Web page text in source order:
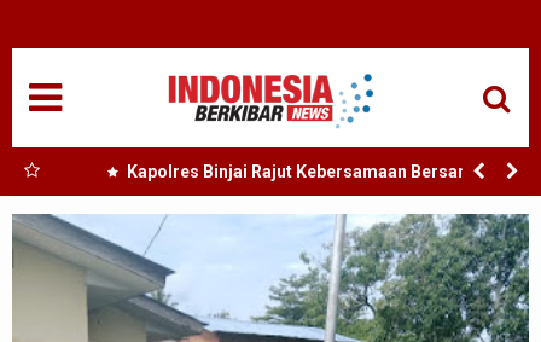
Kapolres Binjai Rajut Kebersamaan Bersama
Komunitas Ojek Online Kota Binjai
NASIONAL
SUMUT
MEDAN
TANJUNGBALAI